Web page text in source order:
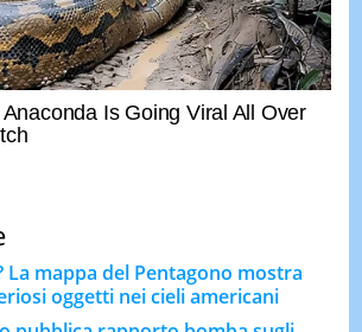
La mappa del Pentagono mostra
oggetti nei cieli americani